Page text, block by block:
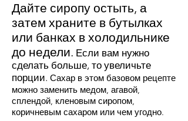
Дайте сиропу остыть, а
затем храните в бутылках
или банках в холодильнике
до недели. Если вам нужно
сделать больше, то увеличьте
порции. Сахар в этом базовом рецепте
можно заменить медом, агавой,
сплендой, кленовым сиропом,
коричневым сахаром или чем угодно.